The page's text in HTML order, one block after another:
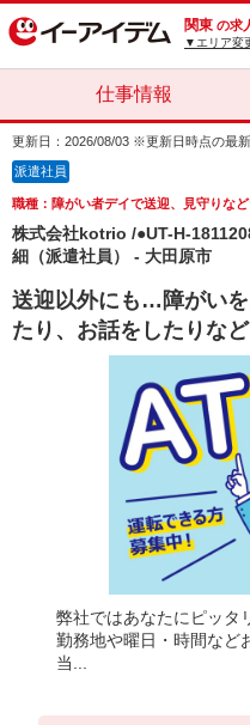
関東 の求
▼エリア変
仕事情報
更新日：2026/08/03 ※更新日時点の最
派遣社員
職種：障がい者デイで送迎、見守りな
株式会社kotrio /●UT-H-
細（派遣社員） - 大田原市
送迎以外にも…障がい
たり、お話をしたりな
弊社ではあなたにピッタ
勤務地や曜日・時間など
当...